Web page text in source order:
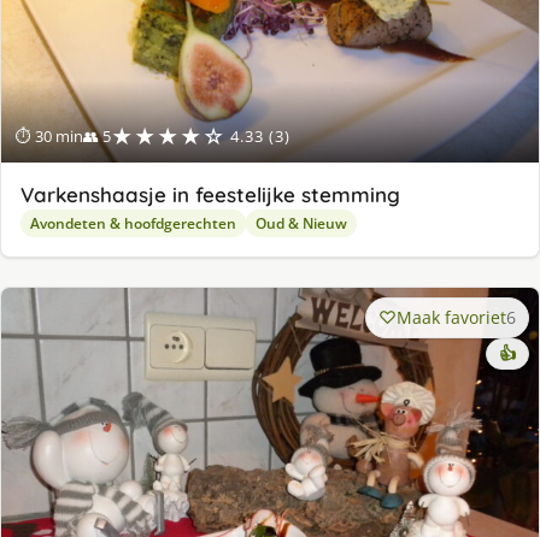
⏱ 30 min👥 5★★★★☆ 4.33 (3)
Varkenshaasje in feestelijke stemming
Avondeten & hoofdgerechten Oud & Nieuw
Maak favoriet6
👍